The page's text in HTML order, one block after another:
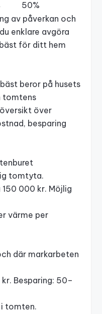
50%
av påverkan och
enklare avgöra
för ditt hem
beror på husets
tomtens
över
besparing
tomtyta.
000 kr. Möjlig
värme per
där markarbeten
Besparing: 50–
i tomten.